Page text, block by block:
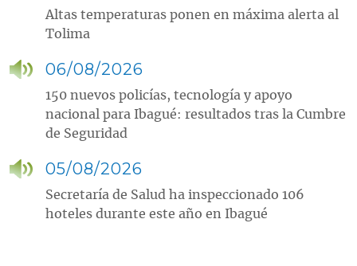
Altas temperaturas ponen en máxima alerta al
Tolima
06/08/2026
150 nuevos policías, tecnología y apoyo
nacional para Ibagué: resultados tras la Cumbre
de Seguridad
05/08/2026
Secretaría de Salud ha inspeccionado 106
hoteles durante este año en Ibagué